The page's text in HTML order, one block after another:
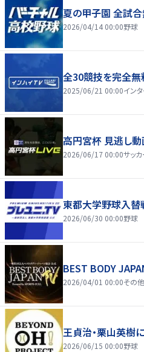
夏の甲子園 全試合
2026/04/14 00:00野球
全30競技を完全無
2025/06/21 00:00イン
高円宮杯 見逃し動
2026/06/17 00:00サッ
東都大学野球入替
2026/06/30 00:00野球
BEST BODY
2026/04/01 00:00その
王貞治・栗山英樹
2026/06/15 00:00野球